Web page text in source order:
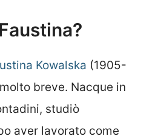
Kowalska (1905-
breve. Nacque in
studiò
aver lavorato come